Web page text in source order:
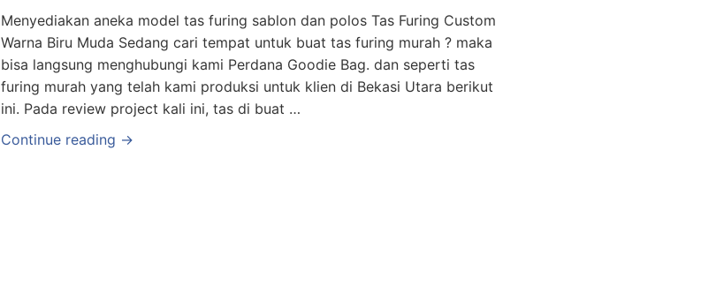
Menyediakan aneka model tas furing sablon dan polos Tas Furing Custom
Warna Biru Muda Sedang cari tempat untuk buat tas furing murah ? maka
bisa langsung menghubungi kami Perdana Goodie Bag. dan seperti tas
furing murah yang telah kami produksi untuk klien di Bekasi Utara berikut
ini. Pada review project kali ini, tas di buat …
Continue reading →